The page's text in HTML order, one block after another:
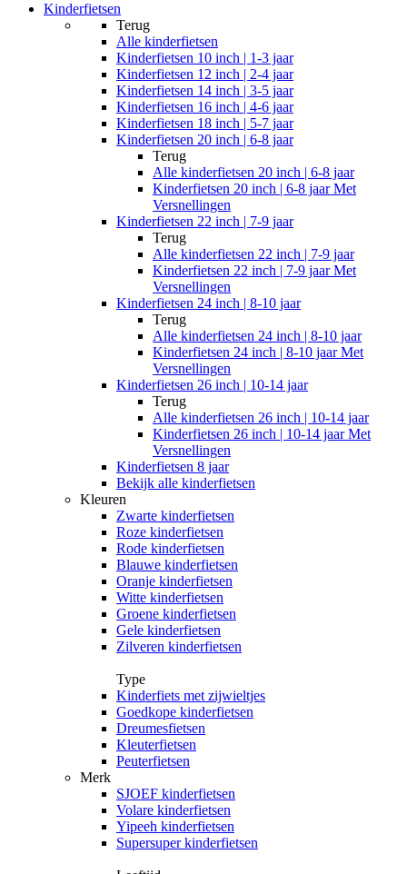
Kinderfietsen
Terug
Alle kinderfietsen
Kinderfietsen 10 inch | 1-3 jaar
Kinderfietsen 12 inch | 2-4 jaar
Kinderfietsen 14 inch | 3-5 jaar
Kinderfietsen 16 inch | 4-6 jaar
Kinderfietsen 18 inch | 5-7 jaar
Kinderfietsen 20 inch | 6-8 jaar
Terug
Alle kinderfietsen 20 inch | 6-8 jaar
Kinderfietsen 20 inch | 6-8 jaar Met
Versnellingen
Kinderfietsen 22 inch | 7-9 jaar
Terug
Alle kinderfietsen 22 inch | 7-9 jaar
Kinderfietsen 22 inch | 7-9 jaar Met
Versnellingen
Kinderfietsen 24 inch | 8-10 jaar
Terug
Alle kinderfietsen 24 inch | 8-10 jaar
Kinderfietsen 24 inch | 8-10 jaar Met
Versnellingen
Kinderfietsen 26 inch | 10-14 jaar
Terug
Alle kinderfietsen 26 inch | 10-14 jaar
Kinderfietsen 26 inch | 10-14 jaar Met
Versnellingen
Kinderfietsen 8 jaar
Bekijk alle kinderfietsen
Kleuren
Zwarte kinderfietsen
Roze kinderfietsen
Rode kinderfietsen
Blauwe kinderfietsen
Oranje kinderfietsen
Witte kinderfietsen
Groene kinderfietsen
Gele kinderfietsen
Zilveren kinderfietsen
Type
Kinderfiets met zijwieltjes
Goedkope kinderfietsen
Dreumesfietsen
Kleuterfietsen
Peuterfietsen
Merk
SJOEF kinderfietsen
Volare kinderfietsen
Yipeeh kinderfietsen
Supersuper kinderfietsen